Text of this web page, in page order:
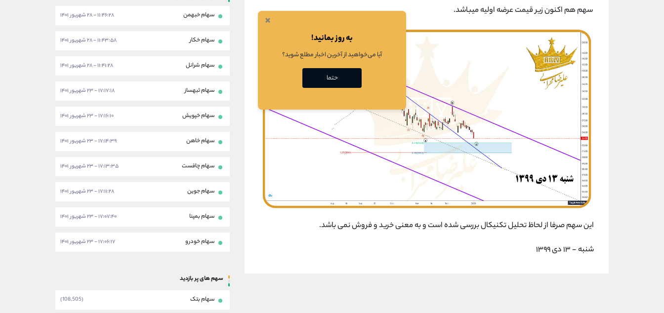
سهم هم اکنون زیر قیمت عرضه اولیه میباشد.
این سهم صرفا از لحاظ تحلیل تکنیکال بررسی شده است و به معنی خرید و فروش نمی باشد.
شنبه - ۱۳ دی ۱۳۹۹
سهام خبهمن ۱۱:۴۶:۲۸ - ۲۸ شهریور ۱۴۰۱
سهام خکار ۱۱:۴۳:۵۸ - ۲۸ شهریور ۱۴۰۱
سهام شرانل ۱۱:۴۱:۲۸ - ۲۸ شهریور ۱۴۰۱
سهام ثبهساز ۱۷:۱۷:۱۸ - ۲۳ شهریور ۱۴۰۱
سهام خپویش ۱۷:۱۶:۱۰ - ۲۳ شهریور ۱۴۰۱
سهام خاهن ۱۷:۱۴:۳۹ - ۲۳ شهریور ۱۴۰۱
سهام چافست ۱۷:۱۳:۳۵ - ۲۳ شهریور ۱۴۰۱
سهام جوین ۱۷:۱۱:۲۸ - ۲۳ شهریور ۱۴۰۱
سهام بمپنا ۱۷:۰۷:۴۰ - ۲۳ شهریور ۱۴۰۱
سهام خودرو ۱۷:۰۶:۱۷ - ۲۳ شهریور ۱۴۰۱
سهم های پر بازدید
سهام بتک (108,505)
×
به روز بمانید!
آیا می‌خواهید از آخرین اخبار مطلع شوید؟
حتما